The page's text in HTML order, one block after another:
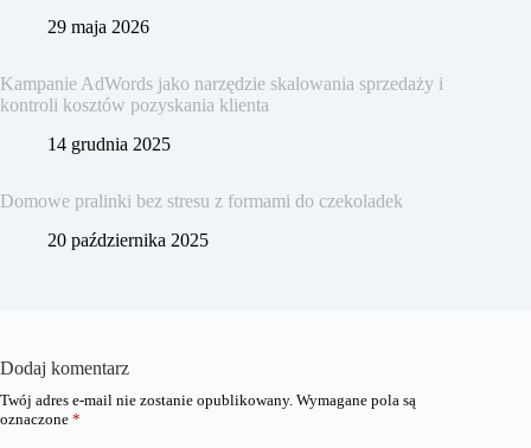
29 maja 2026
Kampanie AdWords jako narzędzie skalowania sprzedaży i
kontroli kosztów pozyskania klienta
14 grudnia 2025
Domowe pralinki bez stresu z formami do czekoladek
20 października 2025
Dodaj komentarz
Twój adres e-mail nie zostanie opublikowany. Wymagane pola są
oznaczone *